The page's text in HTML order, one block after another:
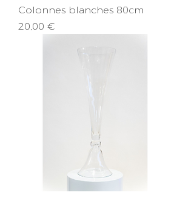
Colonnes blanches 80cm
Prix
20,00 €